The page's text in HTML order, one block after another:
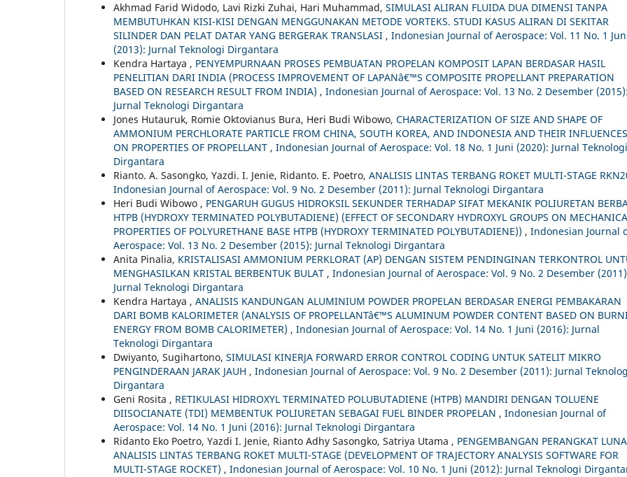
Akhmad Farid Widodo, Lavi Rizki Zuhai, Hari Muhammad, SIMULASI ALIRAN FLUIDA DUA DIMENSI TANPA
MEMBUTUHKAN KISI-KISI DENGAN MENGGUNAKAN METODE VORTEKS. STUDI KASUS ALIRAN DI SEKITAR
SILINDER DAN PELAT DATAR YANG BERGERAK TRANSLASI , Indonesian Journal of Aerospace: Vol. 11 No. 1
(2013): Jurnal Teknologi Dirgantara
Kendra Hartaya , PENYEMPURNAAN PROSES PEMBUATAN PROPELAN KOMPOSIT LAPAN BERDASAR HASIL
PENELITIAN DARI INDIA (PROCESS IMPROVEMENT OF LAPANâ€™S COMPOSITE PROPELLANT PREPARATION
BASED ON RESEARCH RESULT FROM INDIA) , Indonesian Journal of Aerospace: Vol. 13 No. 2 Desember (2015):
Jurnal Teknologi Dirgantara
Jones Hutauruk, Romie Oktovianus Bura, Heri Budi Wibowo, CHARACTERIZATION OF SIZE AND SHAPE OF
AMMONIUM PERCHLORATE PARTICLE FROM CHINA, SOUTH KOREA, AND INDONESIA AND THEIR INFLUENCES
ON PROPERTIES OF PROPELLANT , Indonesian Journal of Aerospace: Vol. 18 No. 1 Juni (2020): Jurnal Teknologi
Dirgantara
Rianto. A. Sasongko, Yazdi. I. Jenie, Ridanto. E. Poetro, ANALISIS LINTAS TERBANG ROKET MULTI-STAGE
Indonesian Journal of Aerospace: Vol. 9 No. 2 Desember (2011): Jurnal Teknologi Dirgantara
Heri Budi Wibowo , PENGARUH GUGUS HIDROKSIL SEKUNDER TERHADAP SIFAT MEKANIK POLIURETAN
HTPB (HYDROXY TERMINATED POLYBUTADIENE) (EFFECT OF SECONDARY HYDROXYL GROUPS ON
PROPERTIES OF POLYURETHANE BASE HTPB (HYDROXY TERMINATED POLYBUTADIENE)) , Indonesian Journal
Aerospace: Vol. 13 No. 2 Desember (2015): Jurnal Teknologi Dirgantara
Anita Pinalia, KRISTALISASI AMMONIUM PERKLORAT (AP) DENGAN SISTEM PENDINGINAN TERKONTROL
MENGHASILKAN KRISTAL BERBENTUK BULAT , Indonesian Journal of Aerospace: Vol. 9 No. 2 Desember
Jurnal Teknologi Dirgantara
Kendra Hartaya , ANALISIS KANDUNGAN ALUMINIUM POWDER PROPELAN BERDASAR ENERGI PEMBAKARAN
DARI BOMB KALORIMETER (ANALYSIS OF PROPELLANTâ€™S ALUMINUM POWDER CONTENT BASED ON
ENERGY FROM BOMB CALORIMETER) , Indonesian Journal of Aerospace: Vol. 14 No. 1 Juni (2016): Jurnal
Teknologi Dirgantara
Dwiyanto, Sugihartono, SIMULASI KINERJA FORWARD ERROR CONTROL CODING UNTUK SATELIT MIKRO
PENGINDERAAN JARAK JAUH , Indonesian Journal of Aerospace: Vol. 9 No. 2 Desember (2011): Jurnal
Dirgantara
Geni Rosita , RETIKULASI HIDROXYL TERMINATED POLUBUTADIENE (HTPB) MANDIRI DENGAN TOLUENE
DIISOCIANATE (TDI) MEMBENTUK POLIURETAN SEBAGAI FUEL BINDER PROPELAN , Indonesian Journal of
Aerospace: Vol. 14 No. 1 Juni (2016): Jurnal Teknologi Dirgantara
Ridanto Eko Poetro, Yazdi I. Jenie, Rianto Adhy Sasongko, Satriya Utama , PENGEMBANGAN PERANGKAT
ANALISIS LINTAS TERBANG ROKET MULTI-STAGE (DEVELOPMENT OF TRAJECTORY ANALYSIS SOFTWARE FOR
MULTI-STAGE ROCKET) , Indonesian Journal of Aerospace: Vol. 10 No. 1 Juni (2012): Jurnal Teknologi